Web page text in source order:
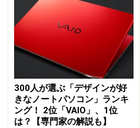
300人が選ぶ「デザインが好
きなノートパソコン」ランキ
ング！ 2位「VAIO」、1位
は？【専門家の解説も】